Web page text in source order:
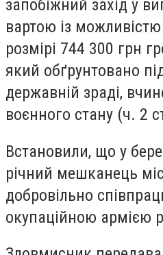
запобіжний захід у
вартою із
розмірі 744 300 грн
який обґрунтовано
державній зраді,
воєнного стану (ч. 2
Встановили, що у
річний мешканець
добровільно
окупаційною армією